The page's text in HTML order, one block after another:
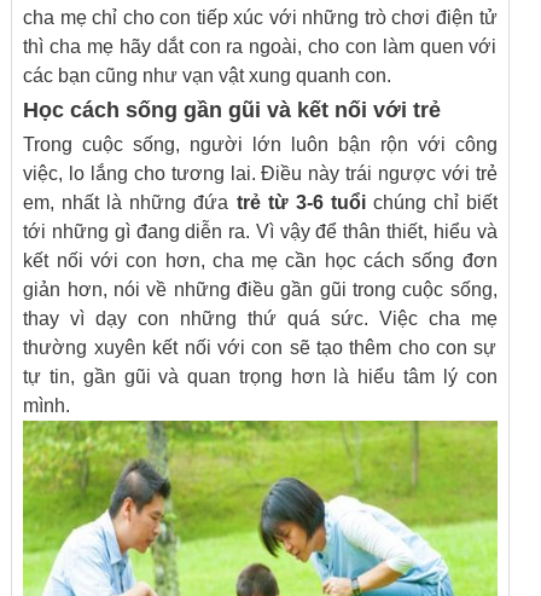
cha mẹ chỉ cho con tiếp xúc với những trò chơi điện tử
thì cha mẹ hãy dắt con ra ngoài, cho con làm quen với
các bạn cũng như vạn vật xung quanh con.
Học cách sống gần gũi và kết nối với trẻ
Trong cuộc sống, người lớn luôn bận rộn với công
việc, lo lắng cho tương lai. Điều này trái ngược với trẻ
em, nhất là những đứa trẻ từ 3-6 tuổichúng chỉ biết
tới những gì đang diễn ra. Vì vậy để thân thiết, hiểu và
kết nối với con hơn, cha mẹ cần học cách sống đơn
giản hơn, nói về những điều gần gũi trong cuộc sống,
thay vì dạy con những thứ quá sức. Việc cha mẹ
thường xuyên kết nối với con sẽ tạo thêm cho con sự
tự tin, gần gũi và quan trọng hơn là hiểu tâm lý con
mình.